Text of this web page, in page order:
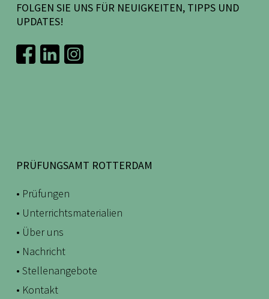
FOLGEN SIE UNS FÜR NEUIGKEITEN, TIPPS UND
UPDATES!
PRÜFUNGSAMT ROTTERDAM
• Prüfungen
• Unterrichtsmaterialien
• Über uns
• Nachricht
• Stellenangebote
• Kontakt